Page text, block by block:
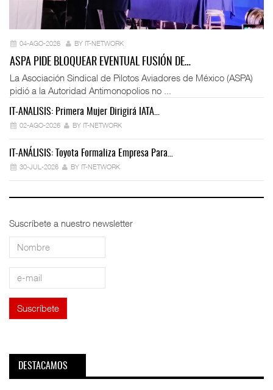
04-AGO-2026 BY IT-NETWORK
ASPA PIDE BLOQUEAR EVENTUAL FUSIÓN DE…
La Asociación Sindical de Pilotos Aviadores de México (ASPA)
pidió a la Autoridad Antimonopolios no ...
IT-ANÁLISIS: Primera Mujer Dirigirá IATA…
02-AGO-2026 BY IT-NETWORK
IT-ANÁLISIS: Toyota Formaliza Empresa Para…
30-JUL-2026 BY IT-NETWORK
Suscríbete a nuestro newsletter
DESTACAMOS